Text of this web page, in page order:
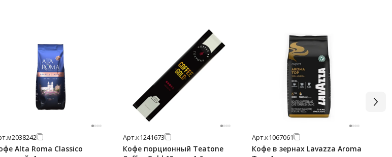
м2038242
Alta Roma Classico
Арт.к1241673
Кофе порционный Teatone
Арт.к1067061
Кофе в зернах Lavazza Aroma